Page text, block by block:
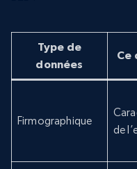
Type de
données
Ce
Firmographique
de